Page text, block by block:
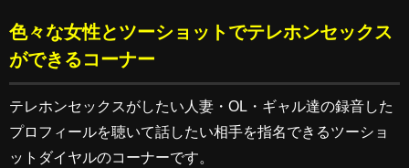
色々な女性とツーショットでテレホンセックス
ができるコーナー
テレホンセックスがしたい人妻・OL・ギャル達の録音した
プロフィールを聴いて話したい相手を指名できるツーショ
ットダイヤルのコーナーです。